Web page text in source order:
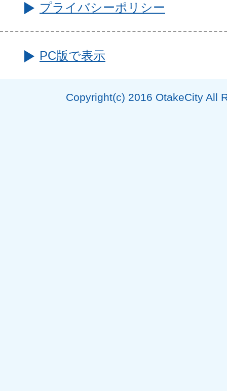
プライバシーポリシー
PC版で表示
Copyright(c) 2016 OtakeCity All